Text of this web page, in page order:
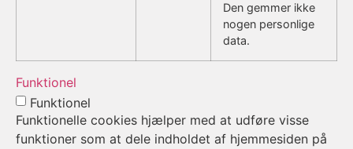
Den gemmer ikke
nogen personlige
data.
Funktionel
Funktionel
Funktionelle cookies hjælper med at udføre visse
funktioner som at dele indholdet af hjemmesiden på